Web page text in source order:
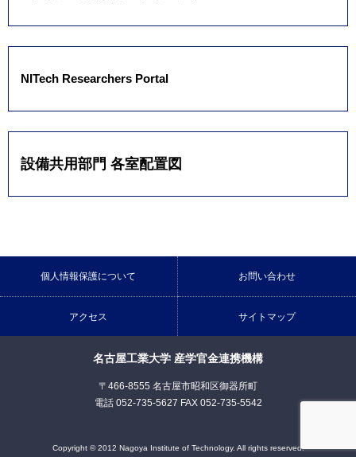
NITech Researchers Portal
設備共用部門 各室配置図
個人情報保護について お問い合わせ
アクセス サイトマップ
名古屋工業大学 産学官金連携機構
〒466-8555 名古屋市昭和区御器所町
電話 052-735-5627 FAX 052-735-5542
Copyright © 2012 Nagoya Institute of Technology. All rights reserved.